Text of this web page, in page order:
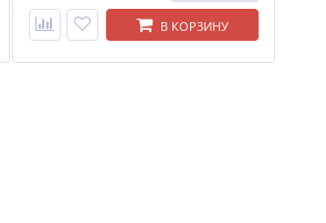
В КОРЗИНУ